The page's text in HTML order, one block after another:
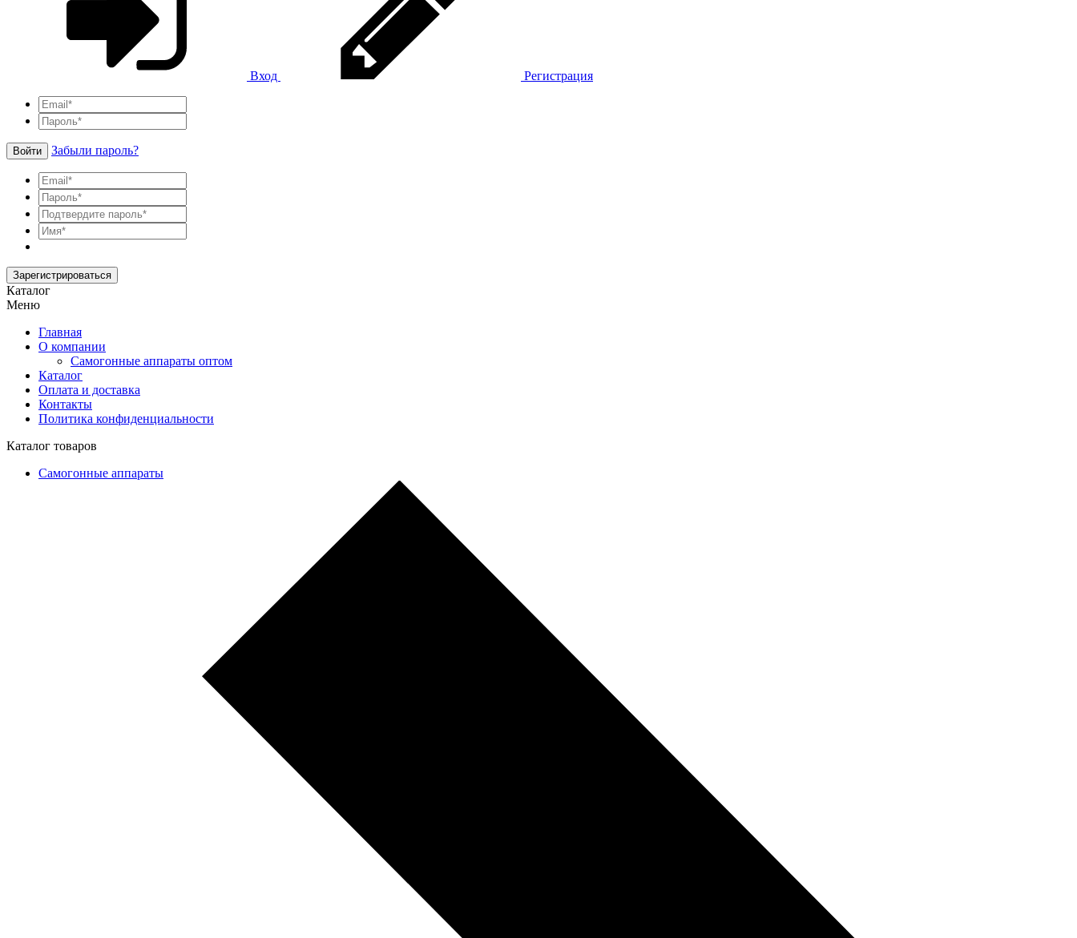
Вход Регистрация
Войти Забыли пароль?
Зарегистрироваться
Каталог
Меню
Главная
О компании
Самогонные аппараты оптом
Каталог
Оплата и доставка
Контакты
Политика конфиденциальности
Каталог товаров
Самогонные аппараты